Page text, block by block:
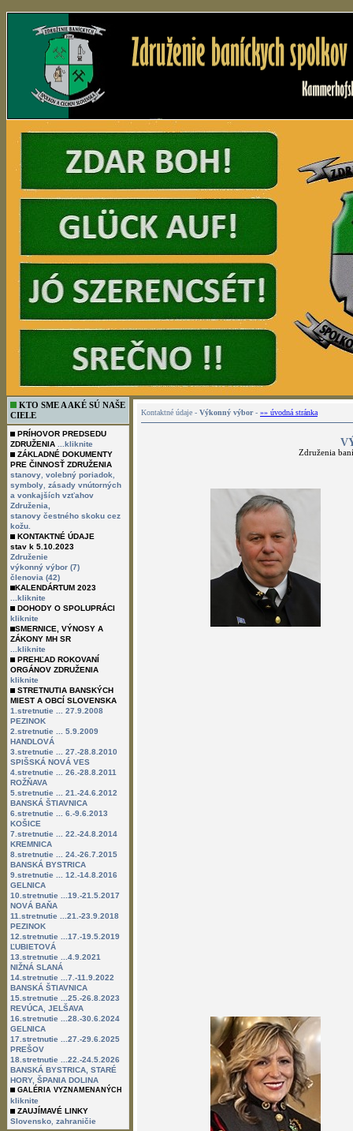
KTO SME A AKÉ SÚ NAŠE
CIELE
PRÍHOVOR PREDSEDU
ZDRUŽENIA
...kliknite
ZÁKLADNÉ DOKUMENTY
PRE ČINNOSŤ ZDRUŽENIA
stanovy volebný poriadok
symboly zásady vnútorných
a vonkajších vzťahov
Združenia,
stanovy čestného skoku cez
kožu.
KONTAKTNÉ ÚDAJE
stav k 5.10.2023
Združenie
výkonný výbor (7)
členovia (42)
KALENDÁRTUM 2023
...kliknite
DOHODY O SPOLUPRÁCI
kliknite
SMERNICE, VÝNOSY A
ZÁKONY MH SR
...kliknite
PREHĽAD ROKOVANÍ
ORGÁNOV ZDRUŽENIA
kliknite
STRETNUTIA BANSKÝCH
MIEST A OBCÍ SLOVENSKA
1.stretnutie ... 27.9.2008
PEZINOK
2.stretnutie ... 5.9.2009
HANDLOVÁ
3.stretnutie ... 27.-28.8.2010
SPIŠSKÁ NOVÁ VES
4.stretnutie ... 26.-28.8.2011
ROŽŇAVA
5.stretnutie ... 21.-24.6.2012
BANSKÁ ŠTIAVNICA
6.stretnutie ... 6.-9.6.2013
KOŠICE
7.stretnutie ... 22.-24.8.2014
KREMNICA
8.stretnutie ... 24.-26.7.2015
BANSKÁ BYSTRICA
9.stretnutie ... 12.-14.8.2016
GELNICA
10.stretnutie ...19.-21.5.2017
NOVÁ BAŇA
11.stretnutie ...21.-23.9.2018
PEZINOK
12.stretnutie ...17.-19.5.2019
ĽUBIETOVÁ
13.stretnutie ...4.9.2021
NIŽNÁ SLANÁ
14.stretnutie ...7.-11.9.2022
BANSKÁ ŠTIAVNICA
15.stretnutie ...25.-26.8.2023
REVÚCA, JELŠAVA
16.stretnutie ...28.-30.6.2024
GELNICA
17.stretnutie ...27.-29.6.2025
PREŠOV
18.stretnutie ...22.-24.5.2026
BANSKÁ BYSTRICA, STARÉ
HORY, ŠPANIA DOLINA
GALÉRIA VYZNAMENANÝCH
kliknite
ZAUJÍMAVÉ LINKY
Slovensko zahraničie
Kontaktné údaje - Výkonný výbor- »» úvodná stránka
Združenia